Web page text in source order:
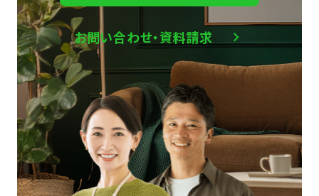
お問い合わせ・資料請求